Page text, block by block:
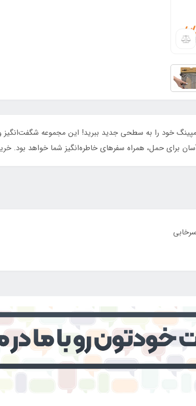
کمپ، تجربه کمپینگ خود را به سطحی جدید ببرید! این مجموعه
برای حمل، همراه سفرهای خاطره‌انگیز شما خواهد بود.